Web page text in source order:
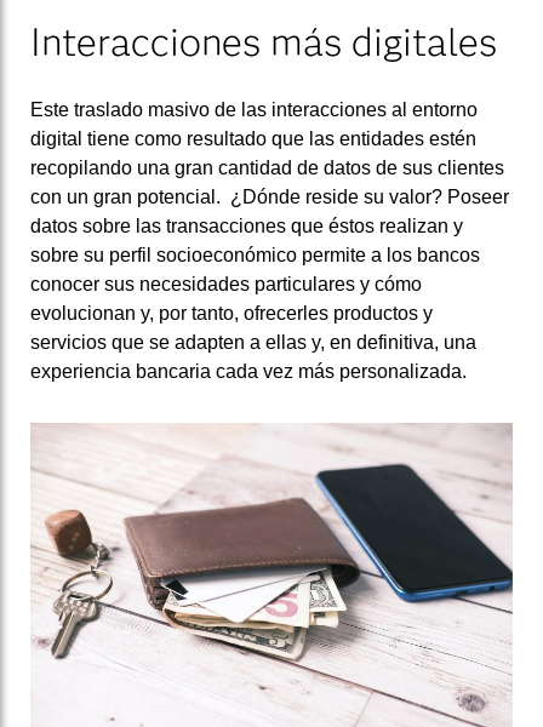
Interacciones más digitales
Este traslado masivo de las interacciones al entorno
digital tiene como resultado que las entidades estén
recopilando una gran cantidad de datos de sus clientes
con un gran potencial. ¿Dónde reside su valor? Poseer
datos sobre las transacciones que éstos realizan y
sobre su perfil socioeconómico permite a los bancos
conocer sus necesidades particulares y cómo
evolucionan y, por tanto, ofrecerles productos y
servicios que se adapten a ellas y, en definitiva, una
experiencia bancaria cada vez más personalizada.